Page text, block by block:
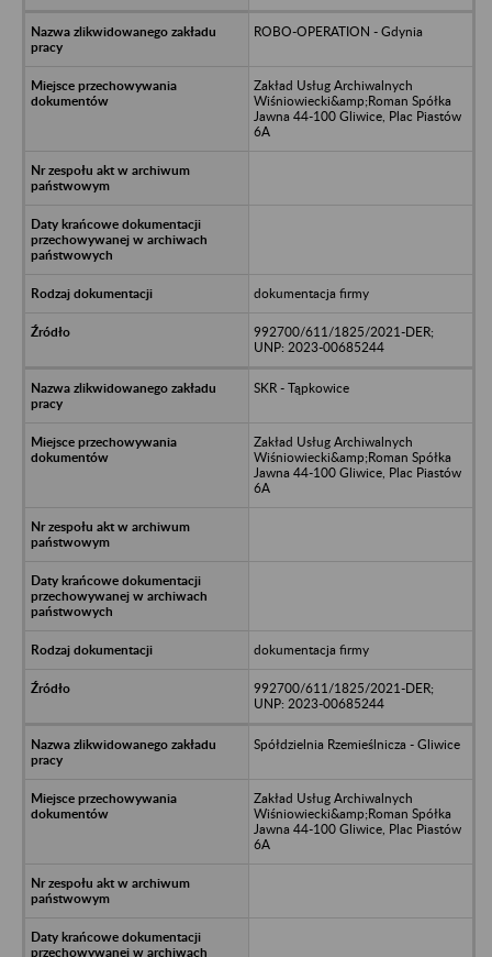
ROBO-OPERATION - Gdynia
Zakład Usług Archiwalnych
Wiśniowiecki&amp;Roman Spółka
Jawna 44-100 Gliwice, Plac Piastów
6A
dokumentacja firmy
992700/611/1825/2021-DER;
UNP: 2023-00685244
SKR - Tąpkowice
Zakład Usług Archiwalnych
Wiśniowiecki&amp;Roman Spółka
Jawna 44-100 Gliwice, Plac Piastów
6A
dokumentacja firmy
992700/611/1825/2021-DER;
UNP: 2023-00685244
Spółdzielnia Rzemieślnicza - Gliwice
Zakład Usług Archiwalnych
Wiśniowiecki&amp;Roman Spółka
Jawna 44-100 Gliwice, Plac Piastów
6A